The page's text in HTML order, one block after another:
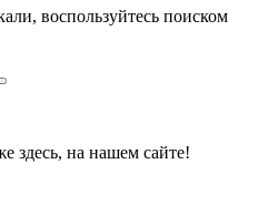
воспользуйтесь поиском
здесь, на нашем сайте!